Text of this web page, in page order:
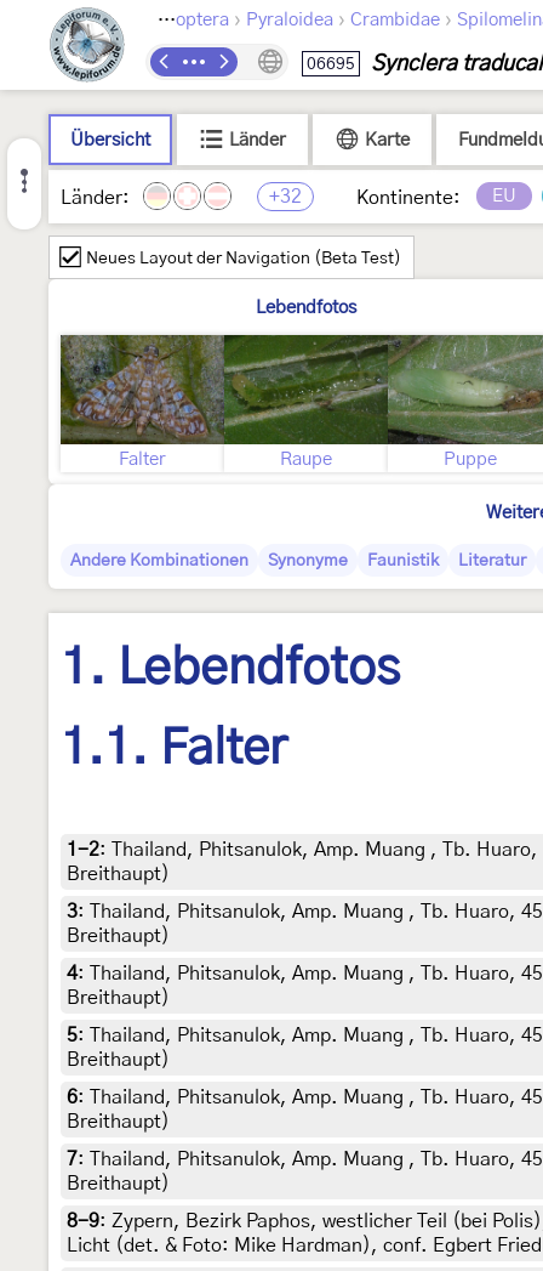
Lepidoptera › Pyraloidea › Crambidae ›
06695 Synclera
Übersicht Länder Karte
Länder: +32 Kontinente: EU
Neues Layout der Navigation (Beta Test)
Lebendfotos
Falter Raupe Puppe
Andere Kombinationen Synonyme Faunistik Literatur
1. Lebendfotos
1.1. Falter
1-2:
Thailand, Phitsanulok, Amp. Muang , Tb.
Breithaupt)
3:
Thailand, Phitsanulok, Amp. Muang , Tb. Huaro,
Breithaupt)
4:
Thailand, Phitsanulok, Amp. Muang , Tb. Huaro,
Breithaupt)
5:
Thailand, Phitsanulok, Amp. Muang , Tb. Huaro,
Breithaupt)
6:
Thailand, Phitsanulok, Amp. Muang , Tb. Huaro,
Breithaupt)
7:
Thailand, Phitsanulok, Amp. Muang , Tb. Huaro,
Breithaupt)
8-9: Zypern, Bezirk Paphos, westlicher Teil (bei
Licht (det. & Foto: Mike Hardman), conf. Egbert